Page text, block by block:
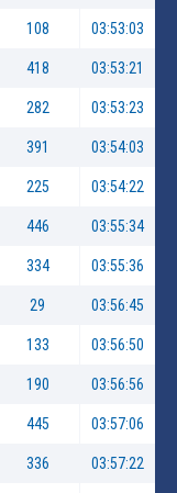
108 03:53:03
418 03:53:21
282 03:53:23
391 03:54:03
225 03:54:22
446 03:55:34
334 03:55:36
29 03:56:45
133 03:56:50
190 03:56:56
445 03:57:06
336 03:57:22